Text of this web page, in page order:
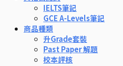
IELTS筆記
GCE A-Levels筆記
商品種類
升Grade套裝
Past Paper 解題
校本評核